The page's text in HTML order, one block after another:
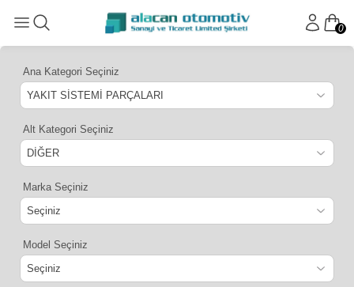
0
Ana Kategori Seçiniz
Alt Kategori Seçiniz
Marka Seçiniz
Model Seçiniz